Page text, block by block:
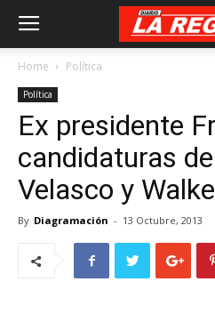
Home Política
Política
Ex presidente
candidaturas
Velasco y
By Diagramación - 13 Octubre, 2013